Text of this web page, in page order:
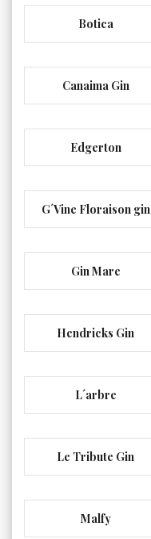
Botica
Canaima Gin
Edgerton
G´Vine Floraison gin
Gin Mare
Hendricks Gin
L´arbre
Le Tribute Gin
Malfy